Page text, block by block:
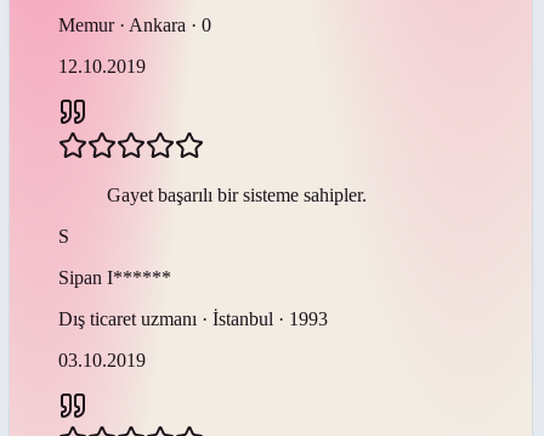
Memur · Ankara · 0
12.10.2019
Gayet başarılı bir sisteme sahipler.
S
Sipan I******
Dış ticaret uzmanı · İstanbul · 1993
03.10.2019